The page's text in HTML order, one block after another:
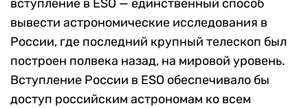
вступление в ESO — единственный способ
вывести астрономические исследования в
России, где последний крупный телескоп был
построен полвека назад, на мировой уровень.
Вступление России в ESO обеспечивало бы
доступ российским астрономам ко всем